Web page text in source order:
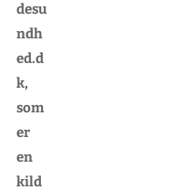
desu
ndh
ed.d
k,
som
er
en
kild